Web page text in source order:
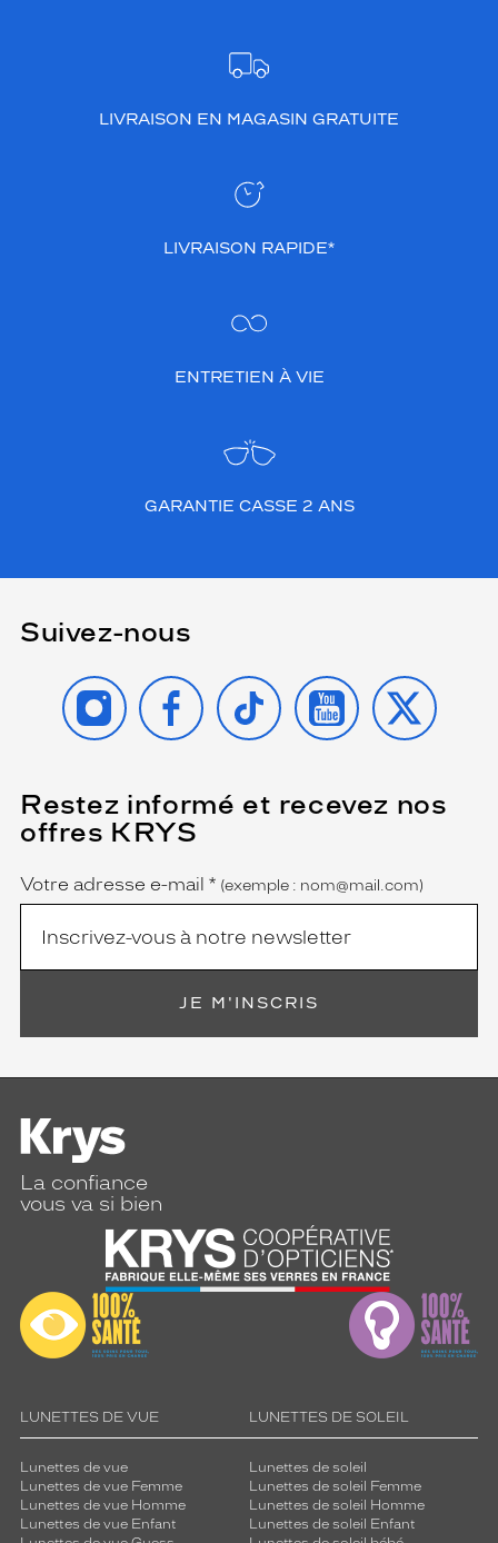
LIVRAISON EN MAGASIN GRATUITE
LIVRAISON RAPIDE*
ENTRETIEN À VIE
GARANTIE CASSE 2 ANS
Suivez-nous
INSTAGRAMFACEBOOK
TIKTOK YOUTUBE
X
Restez informé et recevez nos
offres KRYS
Name
Votre adresse e-mail *
(Ce
champ
est
(exemple : nom@mail.com)
JE M'INSCRIS
La confiance
vous va si bien
LUNETTES DE VUE
Lunettes de vue
Lunettes de vue Femme
Lunettes de vue Homme
Lunettes de vue Enfant
LUNETTES DE SOLEIL
Lunettes de soleil
Lunettes de soleil Femme
Lunettes de soleil Homme
Lunettes de soleil Enfant